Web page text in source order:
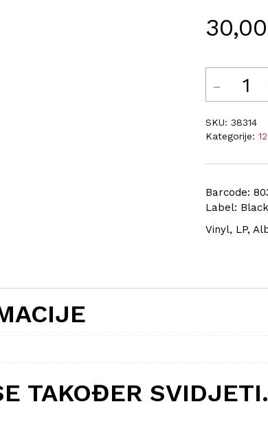
30,00
Barcode:
Label:
Vinyl, LP,
SKU:38314
Kategorije:
TAKOĐER